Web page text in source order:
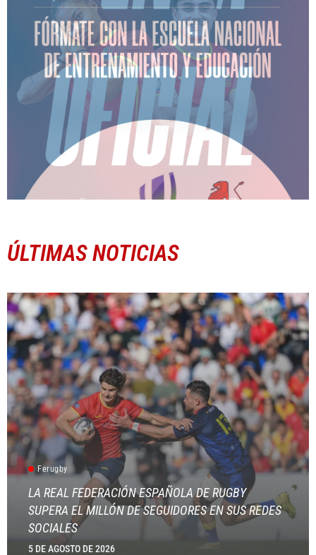
ÚLTIMAS NOTICIAS
Ferugby
LA REAL FEDERACIÓN ESPAÑOLA DE RUGBY
SUPERA EL MILLÓN DE SEGUIDORES EN SUS REDES
SOCIALES
5 DE AGOSTO DE 2026